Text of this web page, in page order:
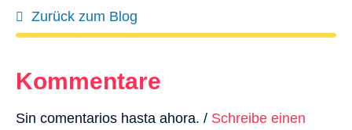
Zurück zum Blog
Kommentare
Sin comentarios hasta ahora. / Schreibe einen